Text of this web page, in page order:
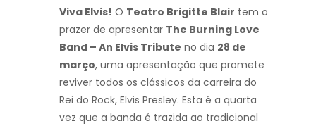
Viva Elvis! O Teatro Brigitte Blair tem o
prazer de apresentar The Burning Love
Band – An Elvis Tribute no dia 28 de
março, uma apresentação que promete
reviver todos os clássicos da carreira do
Rei do Rock, Elvis Presley. Esta é a quarta
vez que a banda é trazida ao tradicional